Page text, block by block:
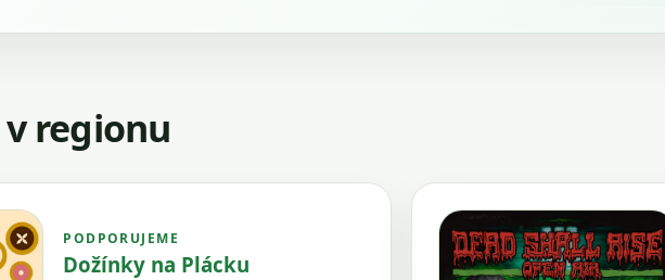
regionu
PODPORUJEME
Dožínky na Plácku